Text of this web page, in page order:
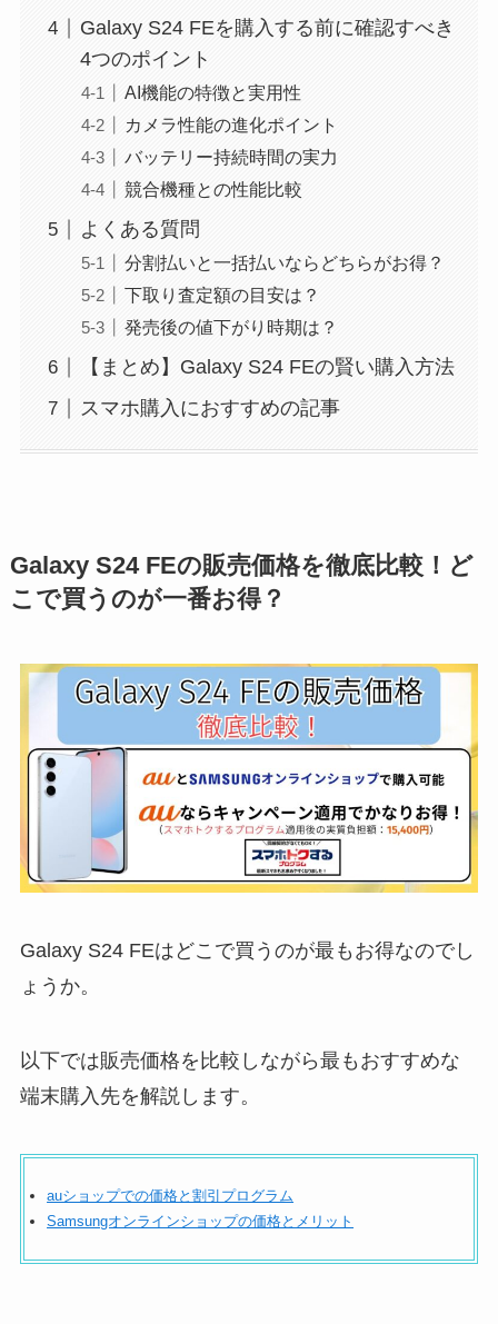
Galaxy S24 FEを購入する前に確認すべき
4つのポイント
AI機能の特徴と実用性
カメラ性能の進化ポイント
バッテリー持続時間の実力
競合機種との性能比較
よくある質問
分割払いと一括払いならどちらがお得？
下取り査定額の目安は？
発売後の値下がり時期は？
【まとめ】Galaxy S24 FEの賢い購入方法
スマホ購入におすすめの記事
Galaxy S24 FEの販売価格を徹底比較！ど
こで買うのが一番お得？
Galaxy S24 FEはどこで買うのが最もお得なのでし
ょうか。
以下では販売価格を比較しながら最もおすすめな
端末購入先を解説します。
auショップでの価格と割引プログラム
Samsungオンラインショップの価格とメリット